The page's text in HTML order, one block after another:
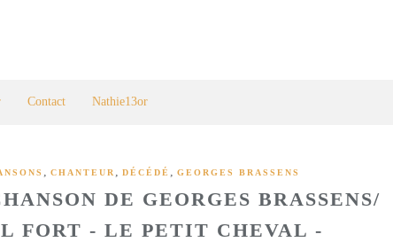
Contact Nathie13or
, CHANTEUR , DÉCÉDÉ , GEORGES BRASSENS
DE GEORGES BRASSENS/
FORT - LE PETIT CHEVAL -